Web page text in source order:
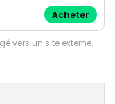
Acheter
vers un site externe.